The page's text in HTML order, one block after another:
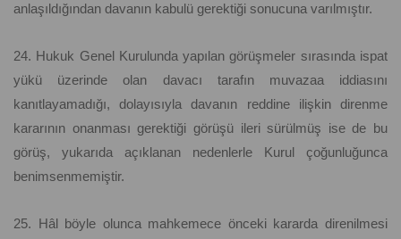
anlaşıldığından davanın kabulü gerektiği sonucuna varılmıştır.
24. Hukuk Genel Kurulunda yapılan görüşmeler sırasında ispat
yükü üzerinde olan davacı tarafın muvazaa iddiasını
kanıtlayamadığı, dolayısıyla davanın reddine ilişkin direnme
kararının onanması gerektiği görüşü ileri sürülmüş ise de bu
görüş, yukarıda açıklanan nedenlerle Kurul çoğunluğunca
benimsenmemiştir.
25. Hâl böyle olunca mahkemece önceki kararda direnilmesi